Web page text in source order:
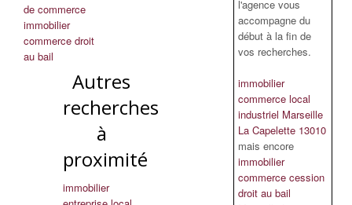
de commerce
immobilier
commerce droit
au bail
Autres
recherches
à
proximité
immobilier
l'agence vous
accompagne du
début à la fin de
vos recherches.
immobilier
commerce local
industriel Marseille
La Capelette 13010
mais encore
immobilier
commerce cession
droit au bail